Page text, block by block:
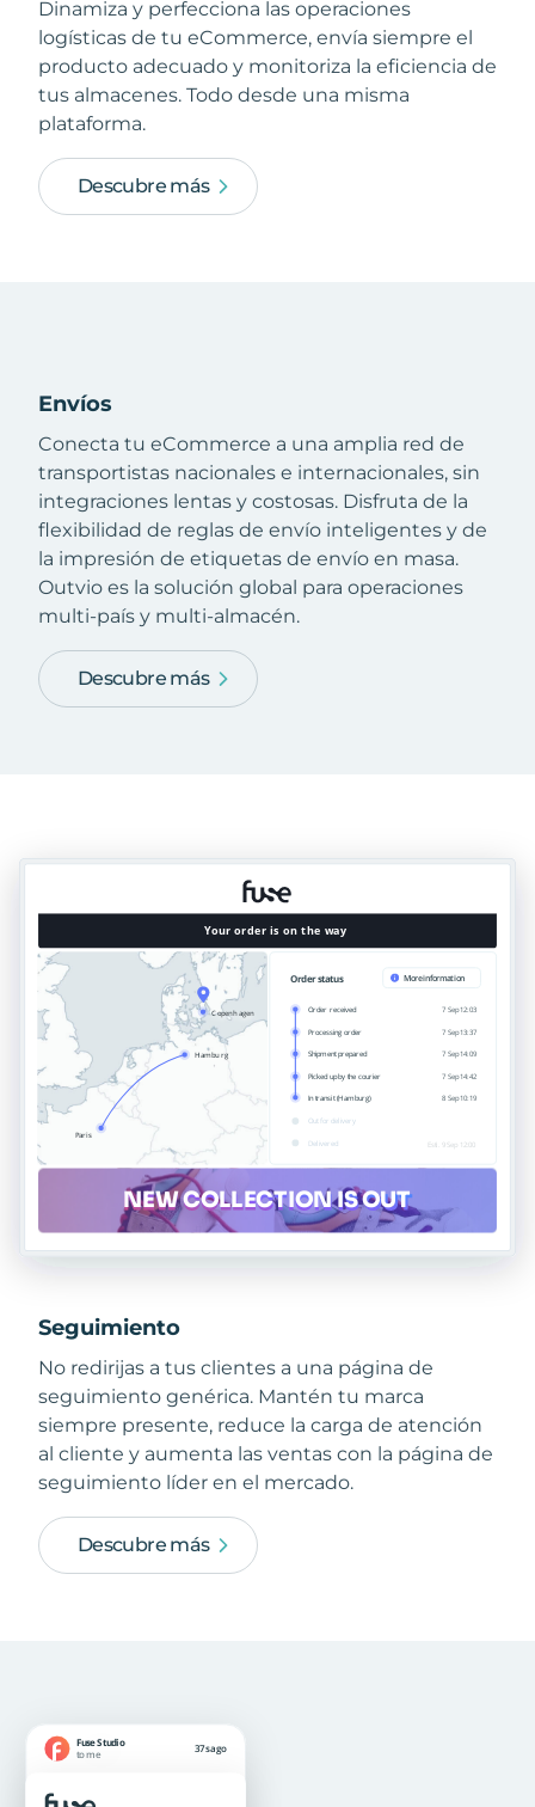
Dinamiza y perfecciona las operaciones
logísticas de tu eCommerce, envía siempre el
producto adecuado y monitoriza la eficiencia de
tus almacenes. Todo desde una misma
plataforma.
Descubre más
Envíos
Conecta tu eCommerce a una amplia red de
transportistas nacionales e internacionales, sin
integraciones lentas y costosas. Disfruta de la
flexibilidad de reglas de envío inteligentes y de
la impresión de etiquetas de envío en masa.
Outvio es la solución global para operaciones
multi-país y multi-almacén.
Descubre más
Seguimiento
No redirijas a tus clientes a una página de
seguimiento genérica. Mantén tu marca
siempre presente, reduce la carga de atención
al cliente y aumenta las ventas con la página de
seguimiento líder en el mercado.
Descubre más